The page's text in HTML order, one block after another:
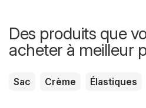
Des produits que
acheter à meilleur
Sac Crème Élastiques